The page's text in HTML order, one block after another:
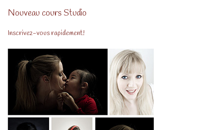
Nouveau cours Studio
Inscrivez-vous rapidement!